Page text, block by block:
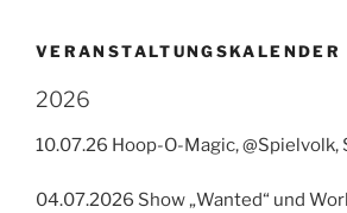
VERANSTALTUNGSKALENDER
2026
10.07.26 Hoop-O-Magic, @Spielvolk,
04.07.2026 Show „Wanted“ und